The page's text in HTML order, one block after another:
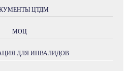
ЦТДМ
МОЦ
ДЛЯ ИНВАЛИДОВ